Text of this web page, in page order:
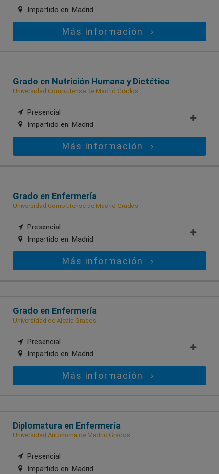
Impartido en: Madrid
Más información
Grado en Nutrición Humana y Dietética
Universidad Complutense de Madrid Grados
Presencial
Impartido en: Madrid
Más información
Grado en Enfermería
Universidad Complutense de Madrid Grados
Presencial
Impartido en: Madrid
Más información
Grado en Enfermería
Universidad de Alcala Grados
Presencial
Impartido en: Madrid
Más información
Diplomatura en Enfermería
Universidad Autonoma de Madrid Grados
Presencial
Impartido en: Madrid